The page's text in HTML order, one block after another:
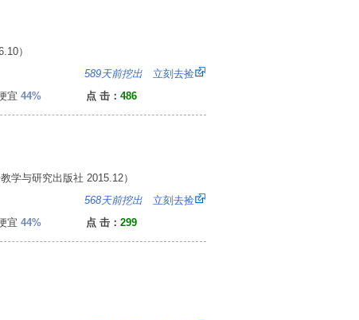
）
589天前挖出 立刻去捡
宜 44% 点 击： 486
与研究出版社 2015.12）
568天前挖出 立刻去捡
宜 44% 点 击： 299